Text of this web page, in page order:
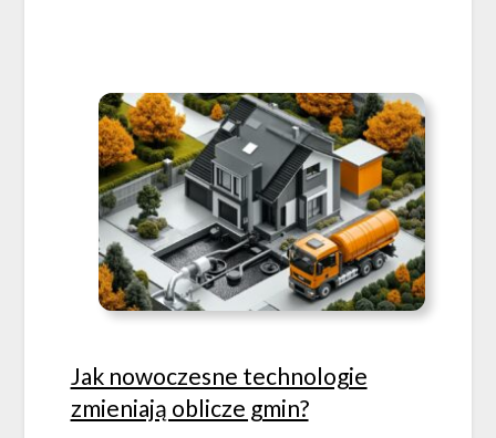
Jak nowoczesne technologie
zmieniają oblicze gmin?